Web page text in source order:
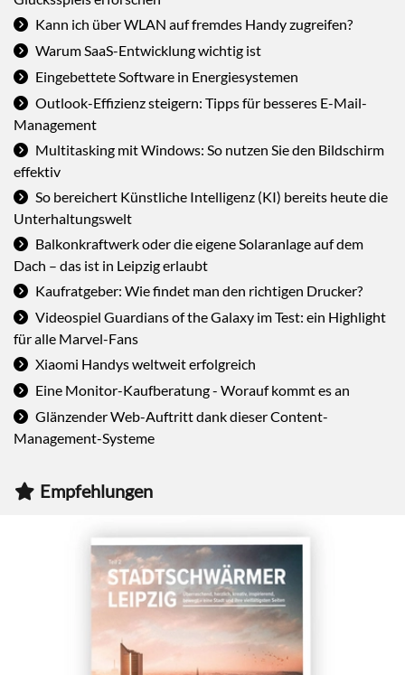
Kann ich über WLAN auf fremdes Handy zugreifen?
Warum SaaS-Entwicklung wichtig ist
Eingebettete Software in Energiesystemen
Outlook-Effizienz steigern: Tipps für besseres E-Mail-
Management
Multitasking mit Windows: So nutzen Sie den Bildschirm
effektiv
So bereichert Künstliche Intelligenz (KI) bereits heute die
Unterhaltungswelt
Balkonkraftwerk oder die eigene Solaranlage auf dem
Dach – das ist in Leipzig erlaubt
Kaufratgeber: Wie findet man den richtigen Drucker?
Videospiel Guardians of the Galaxy im Test: ein Highlight
für alle Marvel-Fans
Xiaomi Handys weltweit erfolgreich
Eine Monitor-Kaufberatung - Worauf kommt es an
Glänzender Web-Auftritt dank dieser Content-
Management-Systeme
Empfehlungen